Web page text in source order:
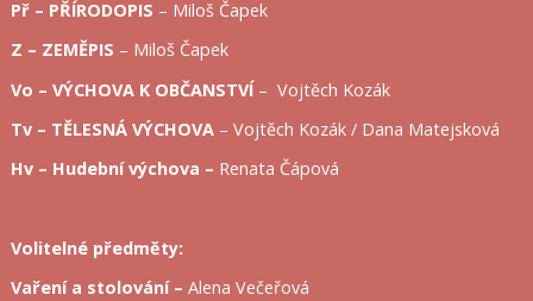
Př – PŘÍRODOPIS – Miloš Čapek
Z – ZEMĚPIS – Miloš Čapek
Vo – VÝCHOVA K OBČANSTVÍ– Vojtěch Kozák
Tv – TĚLESNÁ VÝCHOVA– Vojtěch Kozák / Dana Matejsková
Hv – Hudební výchova – Renata Čápová
Volitelné předměty:
Vaření a stolování – Alena Večeřová